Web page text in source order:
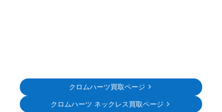
クロムハーツ買取ページ
クロムハーツ ネックレス買取ページ